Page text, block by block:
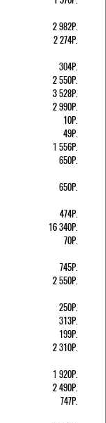
2 982Р.
2 274Р.
304Р.
2 550Р.
3 528Р.
2 990Р.
10Р.
49Р.
1 556Р.
650Р.
650Р.
474Р.
16 340Р.
70Р.
745Р.
2 550Р.
250Р.
313Р.
199Р.
2 310Р.
1 920Р.
2 490Р.
747Р.